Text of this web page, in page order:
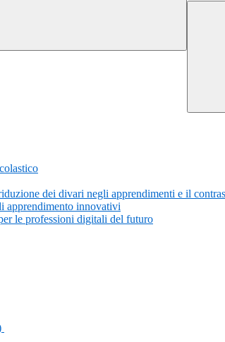
dei divari negli apprendimenti e il
apprendimento innovativi
le professioni digitali del futuro